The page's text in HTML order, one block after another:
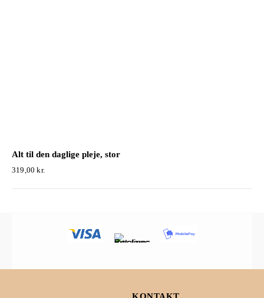
Alt til den daglige pleje, stor
319,00kr.